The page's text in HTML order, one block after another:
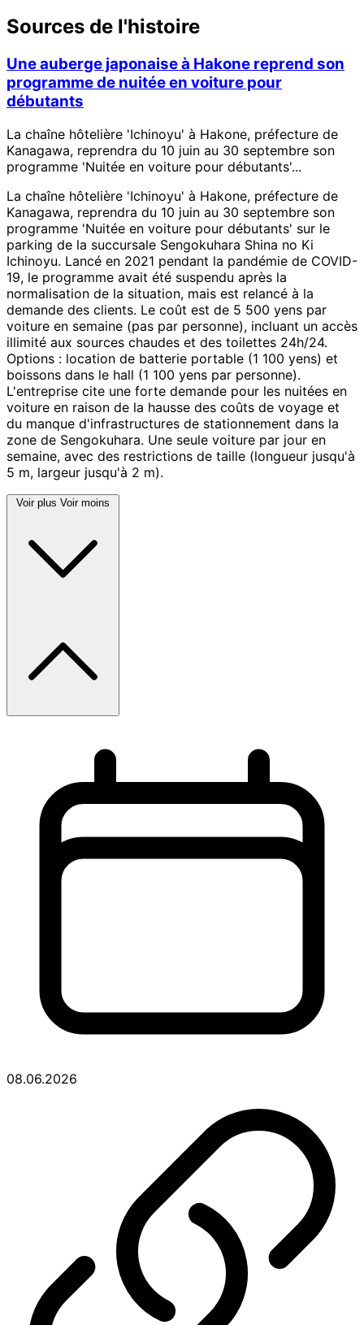
Sources de l'histoire
Une auberge japonaise à Hakone reprend son
programme de nuitée en voiture pour
débutants
La chaîne hôtelière 'Ichinoyu' à Hakone, préfecture de
Kanagawa, reprendra du 10 juin au 30 septembre son
programme 'Nuitée en voiture pour débutants'...
La chaîne hôtelière 'Ichinoyu' à Hakone, préfecture de
Kanagawa, reprendra du 10 juin au 30 septembre son
programme 'Nuitée en voiture pour débutants' sur le
parking de la succursale Sengokuhara Shina no Ki
Ichinoyu. Lancé en 2021 pendant la pandémie de COVID-
19, le programme avait été suspendu après la
normalisation de la situation, mais est relancé à la
demande des clients. Le coût est de 5 500 yens par
voiture en semaine (pas par personne), incluant un accès
illimité aux sources chaudes et des toilettes 24h/24.
Options : location de batterie portable (1 100 yens) et
boissons dans le hall (1 100 yens par personne).
L'entreprise cite une forte demande pour les nuitées en
voiture en raison de la hausse des coûts de voyage et
du manque d'infrastructures de stationnement dans la
zone de Sengokuhara. Une seule voiture par jour en
semaine, avec des restrictions de taille (longueur jusqu'à
5 m, largeur jusqu'à 2 m).
Voir plus Voir moins
08.06.2026